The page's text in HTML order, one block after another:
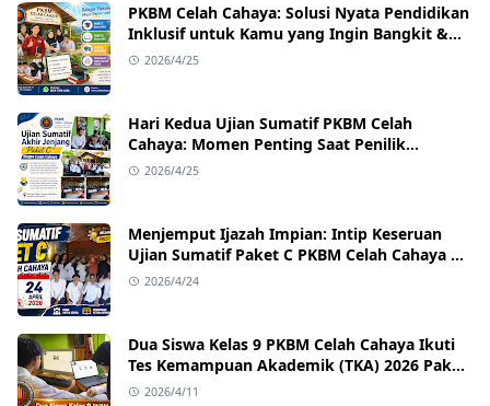
PKBM Celah Cahaya: Solusi Nyata Pendidikan
Inklusif untuk Kamu yang Ingin Bangkit &
Sukses
2026/4/25
Hari Kedua Ujian Sumatif PKBM Celah
Cahaya: Momen Penting Saat Penilik
Kecamatan Singajaya Turun Langsung!
2026/4/25
Menjemput Ijazah Impian: Intip Keseruan
Ujian Sumatif Paket C PKBM Celah Cahaya di
Sukawangi!
2026/4/24
Dua Siswa Kelas 9 PKBM Celah Cahaya Ikuti
Tes Kemampuan Akademik (TKA) 2026 Paket
B 2026/4/11